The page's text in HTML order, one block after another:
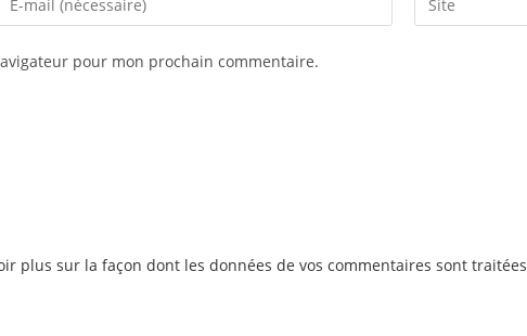
pour mon prochain commentaire.
plus sur la façon dont les données de vos commentaires sont traitées